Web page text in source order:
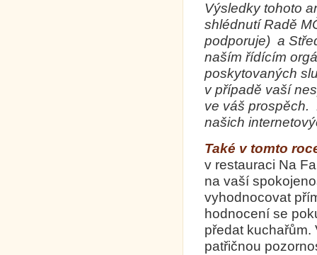
Výsledky tohoto
shlédnutí Radě
podporuje) a
naším řídícím
poskytovaných
v případě vaší
ve váš prospěch.
našich
Také v tomto
v restauraci Na
na vaší
vyhodnocovat
hodnocení se
předat kuchařům.
patřičnou